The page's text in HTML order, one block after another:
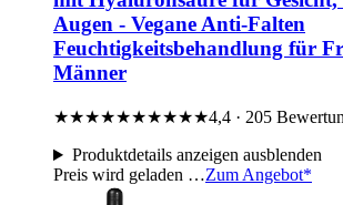
Augen - Vegane Anti-Falten
Feuchtigkeitsbehandlung für
Männer
★★★★★★★★★★4,4 · 205
Produktdetailsanzeigen ausblenden
Preis wird geladen …Zum Angebot*